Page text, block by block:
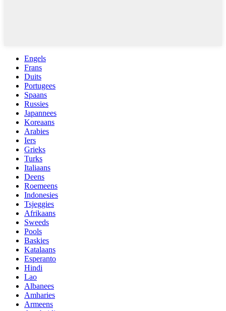
Engels
Frans
Duits
Portugees
Spaans
Russies
Japannees
Koreaans
Arabies
Iers
Grieks
Turks
Italiaans
Deens
Roemeens
Indonesies
Tsjeggies
Afrikaans
Sweeds
Pools
Baskies
Katalaans
Esperanto
Hindi
Lao
Albanees
Amharies
Armeens